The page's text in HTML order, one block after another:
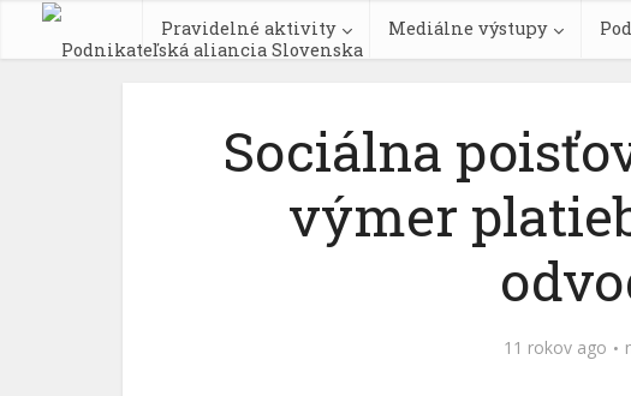
Pravidelné aktivity Mediálne výstupy
Sociálna
výmer
11 rokov ago